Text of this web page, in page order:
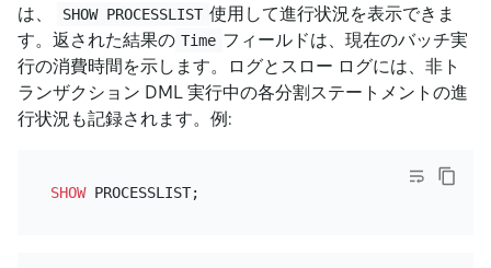
は、
SHOW PROCESSLIST 使用して進行状況を表示できま
す。返された結果の Time フィールドは、現在のバッチ実
行の消費時間を示します。ログとスロー ログには、非ト
ランザクション DML 実行中の各分割ステートメントの進
行状況も記録されます。例:
SHOW